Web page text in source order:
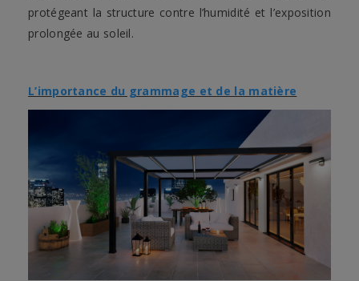
protégeant la structure contre l’humidité et l’exposition
prolongée au soleil.
L’importance du grammage et de la matière